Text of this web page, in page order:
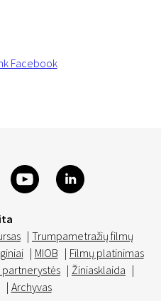
Facebook
| Trumpametražių filmų
| MIOB | Filmų platinimas
partnerystės | Žiniasklaida |
| Archyvas